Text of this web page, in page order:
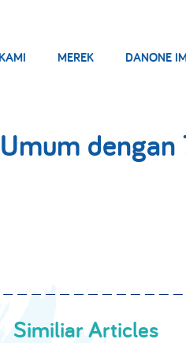
MEREK DANONE
Similiar Articles